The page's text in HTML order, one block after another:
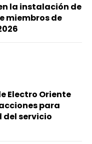
la instalación de
miembros de
Electro Oriente
para
servicio